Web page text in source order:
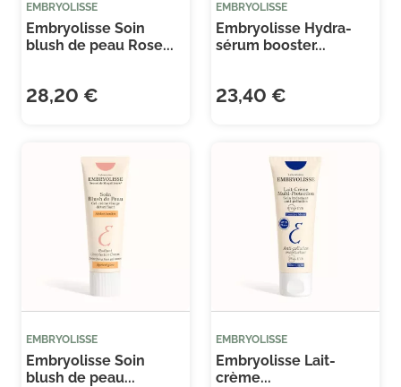
EMBRYOLISSE
Embryolisse Soin
blush de peau Rose...
28,20 €
EMBRYOLISSE
Embryolisse Hydra-
sérum booster...
23,40 €
EMBRYOLISSE
Embryolisse Soin
blush de peau...
EMBRYOLISSE
Embryolisse Lait-
crème...